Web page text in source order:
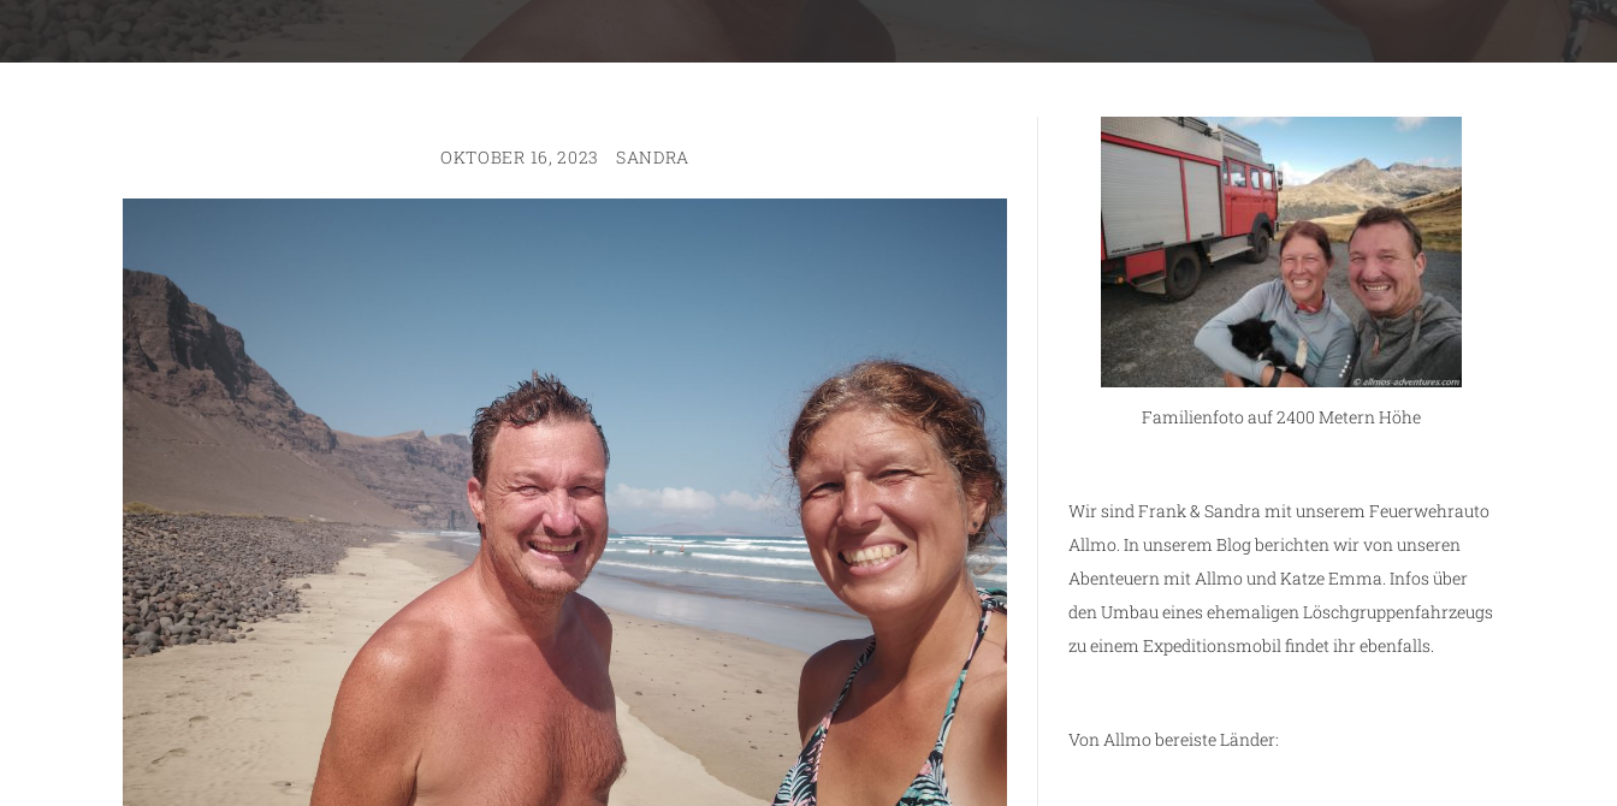
OKTOBER 16, 2023 SANDRA
Familienfoto auf 2400 Metern Höhe
Wir sind Frank & Sandra mit unserem Feuerwehrauto
Allmo. In unserem Blog berichten wir von unseren
Abenteuern mit Allmo und Katze Emma. Infos über
den Umbau eines ehemaligen Löschgruppenfahrzeugs
zu einem Expeditionsmobil findet ihr ebenfalls.
Von Allmo bereiste Länder: